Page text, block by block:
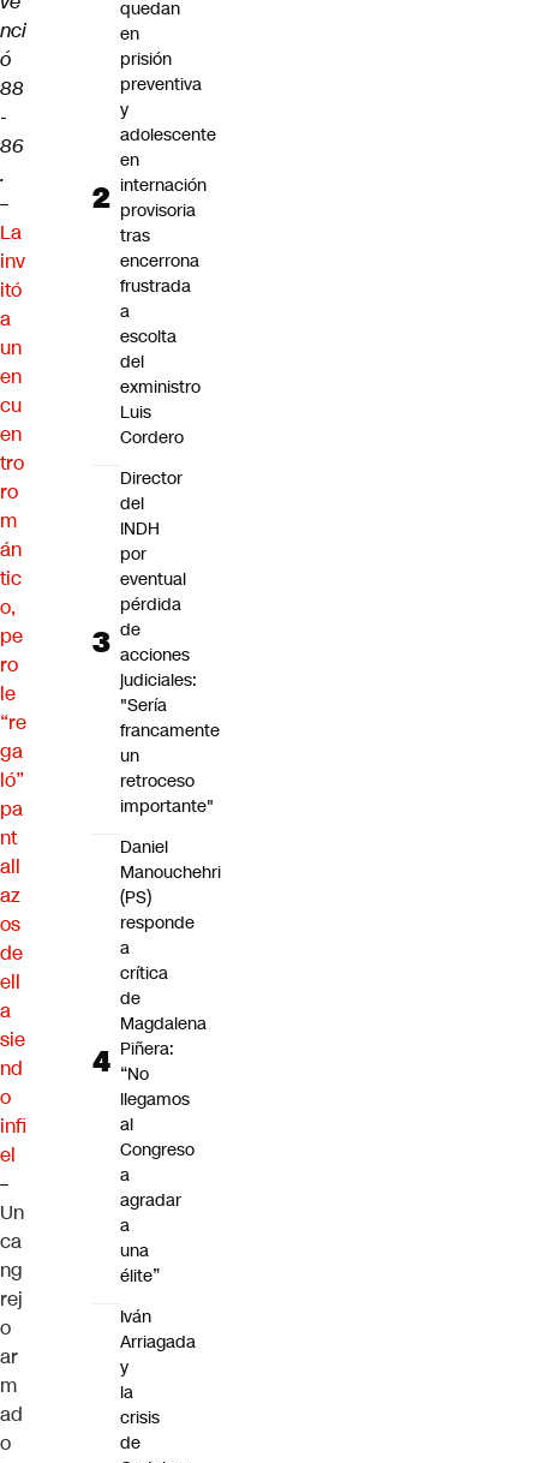
nci
ó
88
-
86
.
–
La
inv
itó
a
un
en
cu
en
tro
ro
m
án
tic
o,
pe
ro
le
“re
ga
ló”
pa
nt
all
az
os
de
ell
a
sie
nd
o
infi
el
–
Un
ca
ng
rej
o
ar
m
ad
o
quedan
en
prisión
preventiva
y
adolescente
en
internación
provisoria
tras
encerrona
frustrada
a
escolta
del
exministro
Luis
Cordero
Director
del
INDH
por
eventual
pérdida
de
acciones
judiciales:
"Sería
francamente
un
retroceso
importante"
Daniel
Manouchehri
(PS)
responde
a
crítica
de
Magdalena
Piñera:
“No
llegamos
al
Congreso
a
agradar
a
una
élite”
Iván
Arriagada
y
la
crisis
de